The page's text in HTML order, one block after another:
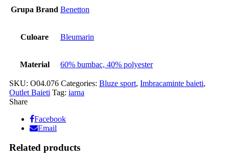
Grupa Brand Benetton
Culoare Bleumarin
Material 60% bumbac, 40% polyester
SKU: O04.076 Categories: Bluze sport, Imbracaminte baieti,
Outlet Baieti Tag: iarna
Share
Facebook
Email
Related products